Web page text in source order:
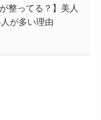
整ってる？】美人
が多い理由